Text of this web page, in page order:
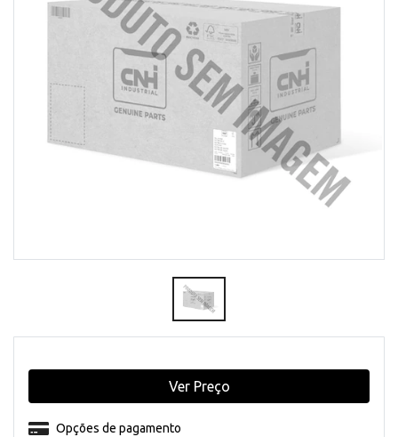
Opções de pagamento
Ver Preço